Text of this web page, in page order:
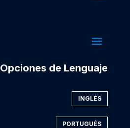
Opciones de Lenguaje
INGLÉS
PORTUGUÉS